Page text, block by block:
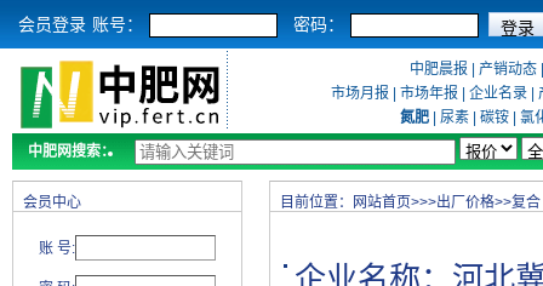
会员登录 账号： 密码：
中肥晨报 产销动态
市场月报
市场年报 企业名录
氮肥
尿素 碳铵
氯
中肥网搜索：
会员中心
账 号:
目前位置： 网站首页>>>出厂价格>>复
企业名称： 河北